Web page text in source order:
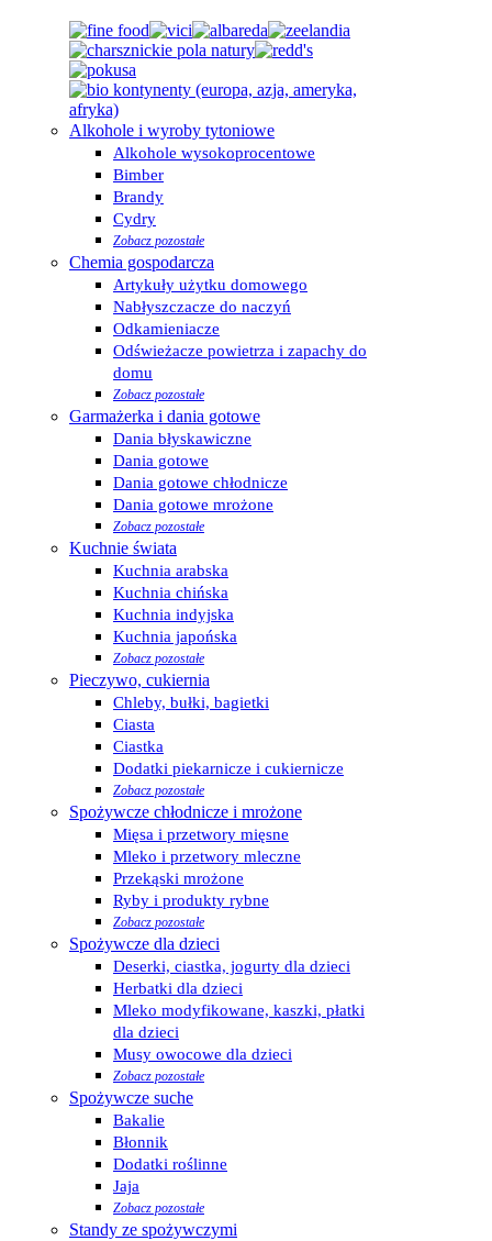
Alkohole i wyroby tytoniowe
Alkohole wysokoprocentowe
Bimber
Brandy
Cydry
Zobacz pozostałe
Chemia gospodarcza
Artykuły użytku domowego
Nabłyszczacze do naczyń
Odkamieniacze
Odświeżacze powietrza i zapachy do
domu
Zobacz pozostałe
Garmażerka i dania gotowe
Dania błyskawiczne
Dania gotowe
Dania gotowe chłodnicze
Dania gotowe mrożone
Zobacz pozostałe
Kuchnie świata
Kuchnia arabska
Kuchnia chińska
Kuchnia indyjska
Kuchnia japońska
Zobacz pozostałe
Pieczywo, cukiernia
Chleby, bułki, bagietki
Ciasta
Ciastka
Dodatki piekarnicze i cukiernicze
Zobacz pozostałe
Spożywcze chłodnicze i mrożone
Mięsa i przetwory mięsne
Mleko i przetwory mleczne
Przekąski mrożone
Ryby i produkty rybne
Zobacz pozostałe
Spożywcze dla dzieci
Deserki, ciastka, jogurty dla dzieci
Herbatki dla dzieci
Mleko modyfikowane, kaszki, płatki
dla dzieci
Musy owocowe dla dzieci
Zobacz pozostałe
Spożywcze suche
Bakalie
Błonnik
Dodatki roślinne
Jaja
Zobacz pozostałe
Standy ze spożywczymi